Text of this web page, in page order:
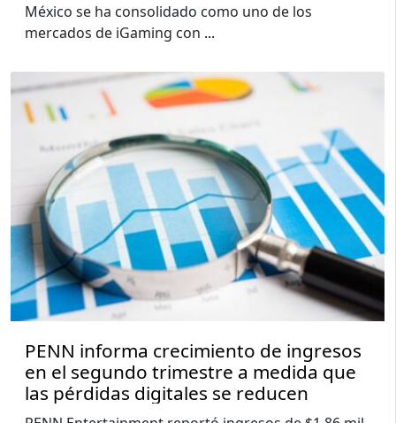
México se ha consolidado como uno de los
mercados de iGaming con ...
PENN informa crecimiento de ingresos
en el segundo trimestre a medida que
las pérdidas digitales se reducen